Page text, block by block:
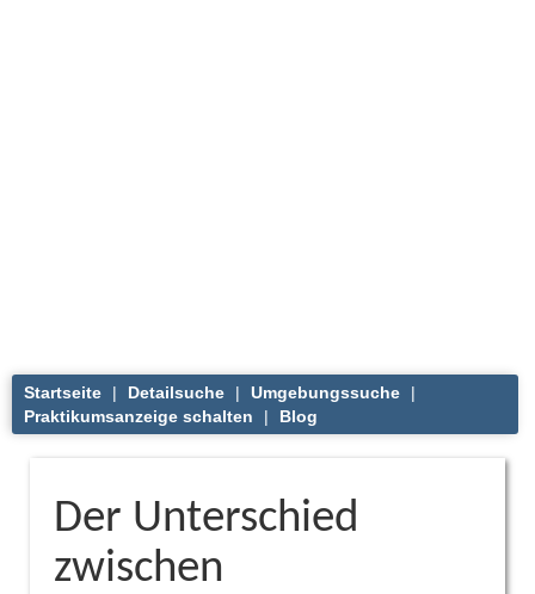
Startseite | Detailsuche | Umgebungssuche
|
Praktikumsanzeige schalten
| Blog
Der Unterschied
zwischen